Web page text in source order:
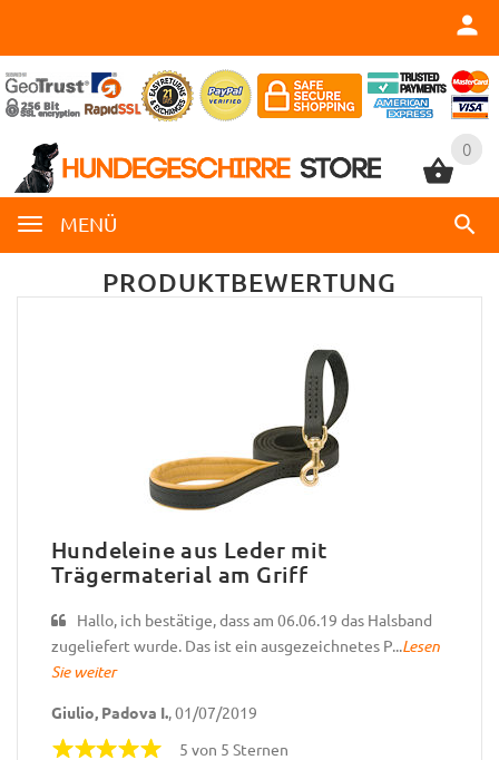
0
MENÜ
0
PRODUKTBEWERTUNG
Hundeleine aus Leder mit
Trägermaterial am Griff
Hallo, ich bestätige, dass am 06.06.19 das Halsband
zugeliefert wurde. Das ist ein ausgezeichnetes P...Lesen
Sie weiter
Giulio, Padova I., 01/07/2019
5 von 5 Sternen